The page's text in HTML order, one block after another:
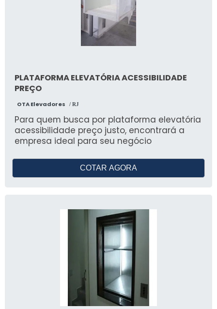
PLATAFORMA ELEVATÓRIA ACESSIBILIDADE
PREÇO
OTA Elevadores / RJ
Para quem busca por plataforma elevatória
acessibilidade preço justo, encontrará a
empresa ideal para seu negócio
COTAR AGORA